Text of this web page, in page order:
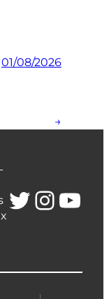
01/08/2026
→
Twitter